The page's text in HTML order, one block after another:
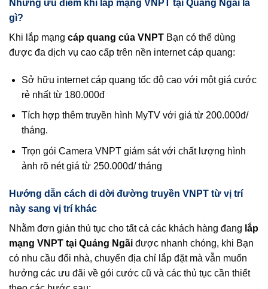
Những ưu điểm khi lắp mạng VNPT tại Quảng Ngãi là
gì?
Khi lắp mạng cáp quang của VNPT Bạn có thể dùng
được đa dịch vụ cao cấp trên nền internet cáp quang:
Sở hữu internet cáp quang tốc độ cao với một giá cước
rẻ nhất từ 180.000đ
Tích hợp thêm truyền hình MyTV với giá từ 200.000đ/
tháng.
Trọn gói Camera VNPT giám sát với chất lượng hình
ảnh rõ nét giá từ 250.000đ/ tháng
Hướng dẫn cách di dời đường truyền VNPT từ vị trí
này sang vị trí khác
Nhằm đơn giản thủ tục cho tất cả các khách hàng đang lắp
mạng VNPT tại Quảng Ngãi được nhanh chóng, khi Bạn
có nhu cầu đổi nhà, chuyển địa chỉ lắp đặt mà vẫn muốn
hưởng các ưu đãi về gói cước cũ và các thủ tục cần thiết